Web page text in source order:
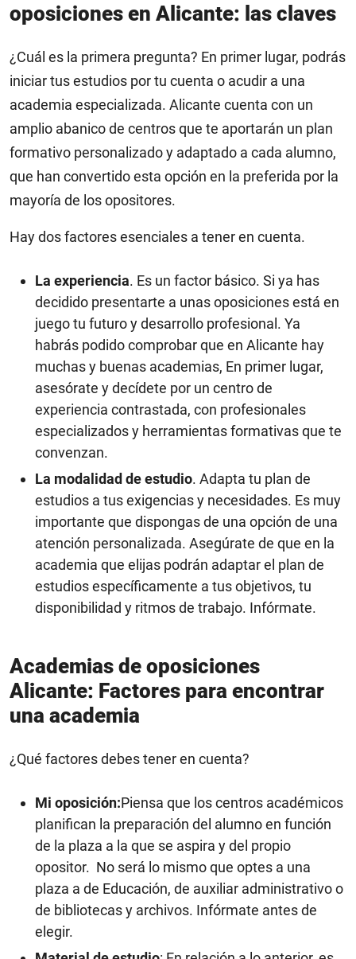
oposiciones en Alicante: las claves
¿Cuál es la primera pregunta? En primer lugar, podrás
iniciar tus estudios por tu cuenta o acudir a una
academia especializada. Alicante cuenta con un
amplio abanico de centros que te aportarán un plan
formativo personalizado y adaptado a cada alumno,
que han convertido esta opción en la preferida por la
mayoría de los opositores.
Hay dos factores esenciales a tener en cuenta.
La experiencia. Es un factor básico. Si ya has
decidido presentarte a unas oposiciones está en
juego tu futuro y desarrollo profesional. Ya
habrás podido comprobar que en Alicante hay
muchas y buenas academias, En primer lugar,
asesórate y decídete por un centro de
experiencia contrastada, con profesionales
especializados y herramientas formativas que te
convenzan.
La modalidad de estudio. Adapta tu plan de
estudios a tus exigencias y necesidades. Es muy
importante que dispongas de una opción de una
atención personalizada. Asegúrate de que en la
academia que elijas podrán adaptar el plan de
estudios específicamente a tus objetivos, tu
disponibilidad y ritmos de trabajo. Infórmate.
Academias de oposiciones
Alicante: Factores para encontrar
una academia
¿Qué factores debes tener en cuenta?
Mi oposición:Piensa que los centros académicos
planifican la preparación del alumno en función
de la plaza a la que se aspira y del propio
opositor. No será lo mismo que optes a una
plaza a de Educación, de auxiliar administrativo o
de bibliotecas y archivos. Infórmate antes de
elegir.